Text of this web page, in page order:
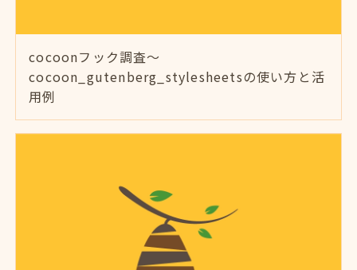
cocoonフック調査～
cocoon_gutenberg_stylesheetsの使い方と活
用例